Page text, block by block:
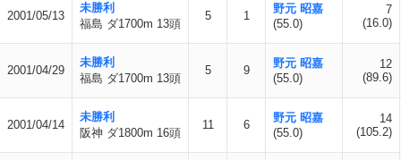
2001/05/13
未勝利
福島 ダ1700m 13頭
5 1
野元 昭嘉
(55.0)
7
(16.0)
2001/04/29
未勝利
福島 ダ1700m 13頭
5 9
野元 昭嘉
(55.0)
12
(89.6)
2001/04/14
未勝利
阪神 ダ1800m 16頭
11 6
野元 昭嘉
(55.0)
14
(105.2)